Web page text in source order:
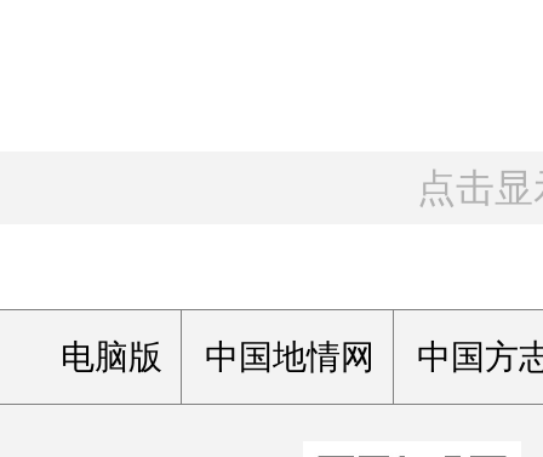
点击
电脑版 中国地情网 中国方